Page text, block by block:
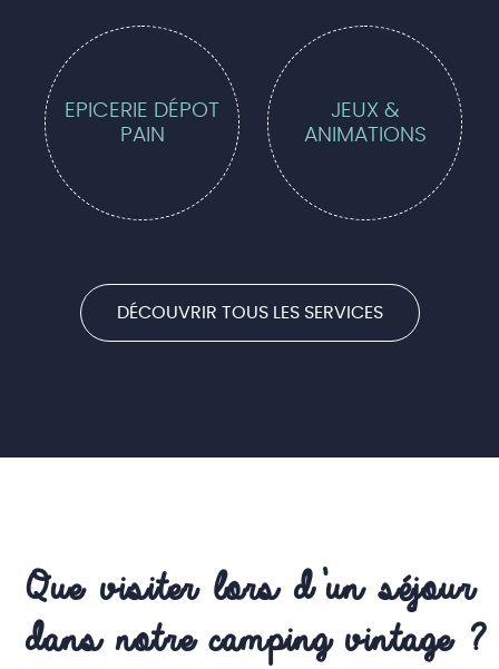
EPICERIE DÉPOT
PAIN
JEUX &
ANIMATIONS
DÉCOUVRIR TOUS LES SERVICES
Que visiter lors d’un séjour
dans notre camping vintage ?